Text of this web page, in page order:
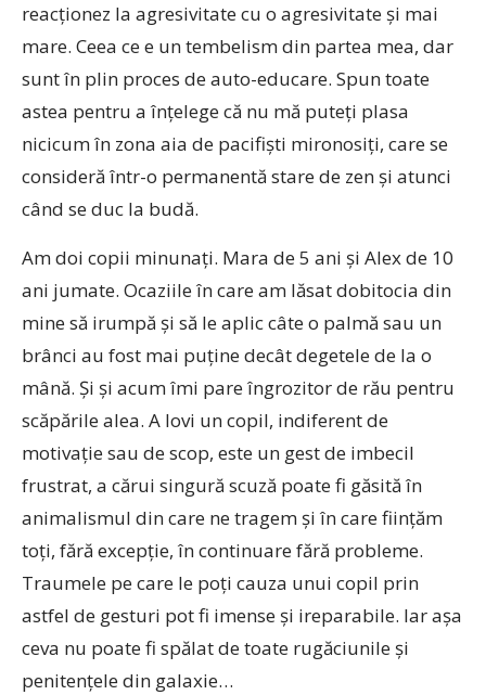
reacţionez la agresivitate cu o agresivitate şi mai
mare. Ceea ce e un tembelism din partea mea, dar
sunt în plin proces de auto-educare. Spun toate
astea pentru a înţelege că nu mă puteţi plasa
nicicum în zona aia de pacifişti mironosiţi, care se
consideră într-o permanentă stare de zen şi atunci
când se duc la budă.
Am doi copii minunaţi. Mara de 5 ani şi Alex de 10
ani jumate. Ocaziile în care am lăsat dobitocia din
mine să irumpă şi să le aplic câte o palmă sau un
brânci au fost mai puţine decât degetele de la o
mână. Şi şi acum îmi pare îngrozitor de rău pentru
scăpările alea. A lovi un copil, indiferent de
motivaţie sau de scop, este un gest de imbecil
frustrat, a cărui singură scuză poate fi găsită în
animalismul din care ne tragem şi în care fiinţăm
toţi, fără excepţie, în continuare fără probleme.
Traumele pe care le poţi cauza unui copil prin
astfel de gesturi pot fi imense şi ireparabile. Iar aşa
ceva nu poate fi spălat de toate rugăciunile şi
penitenţele din galaxie…